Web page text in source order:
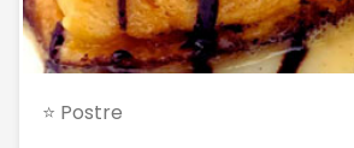
⭐ Postre